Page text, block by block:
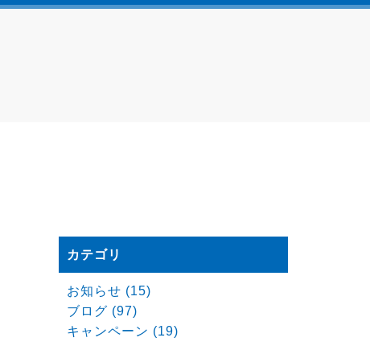
カテゴリ
お知らせ (15)
ブログ (97)
キャンペーン (19)